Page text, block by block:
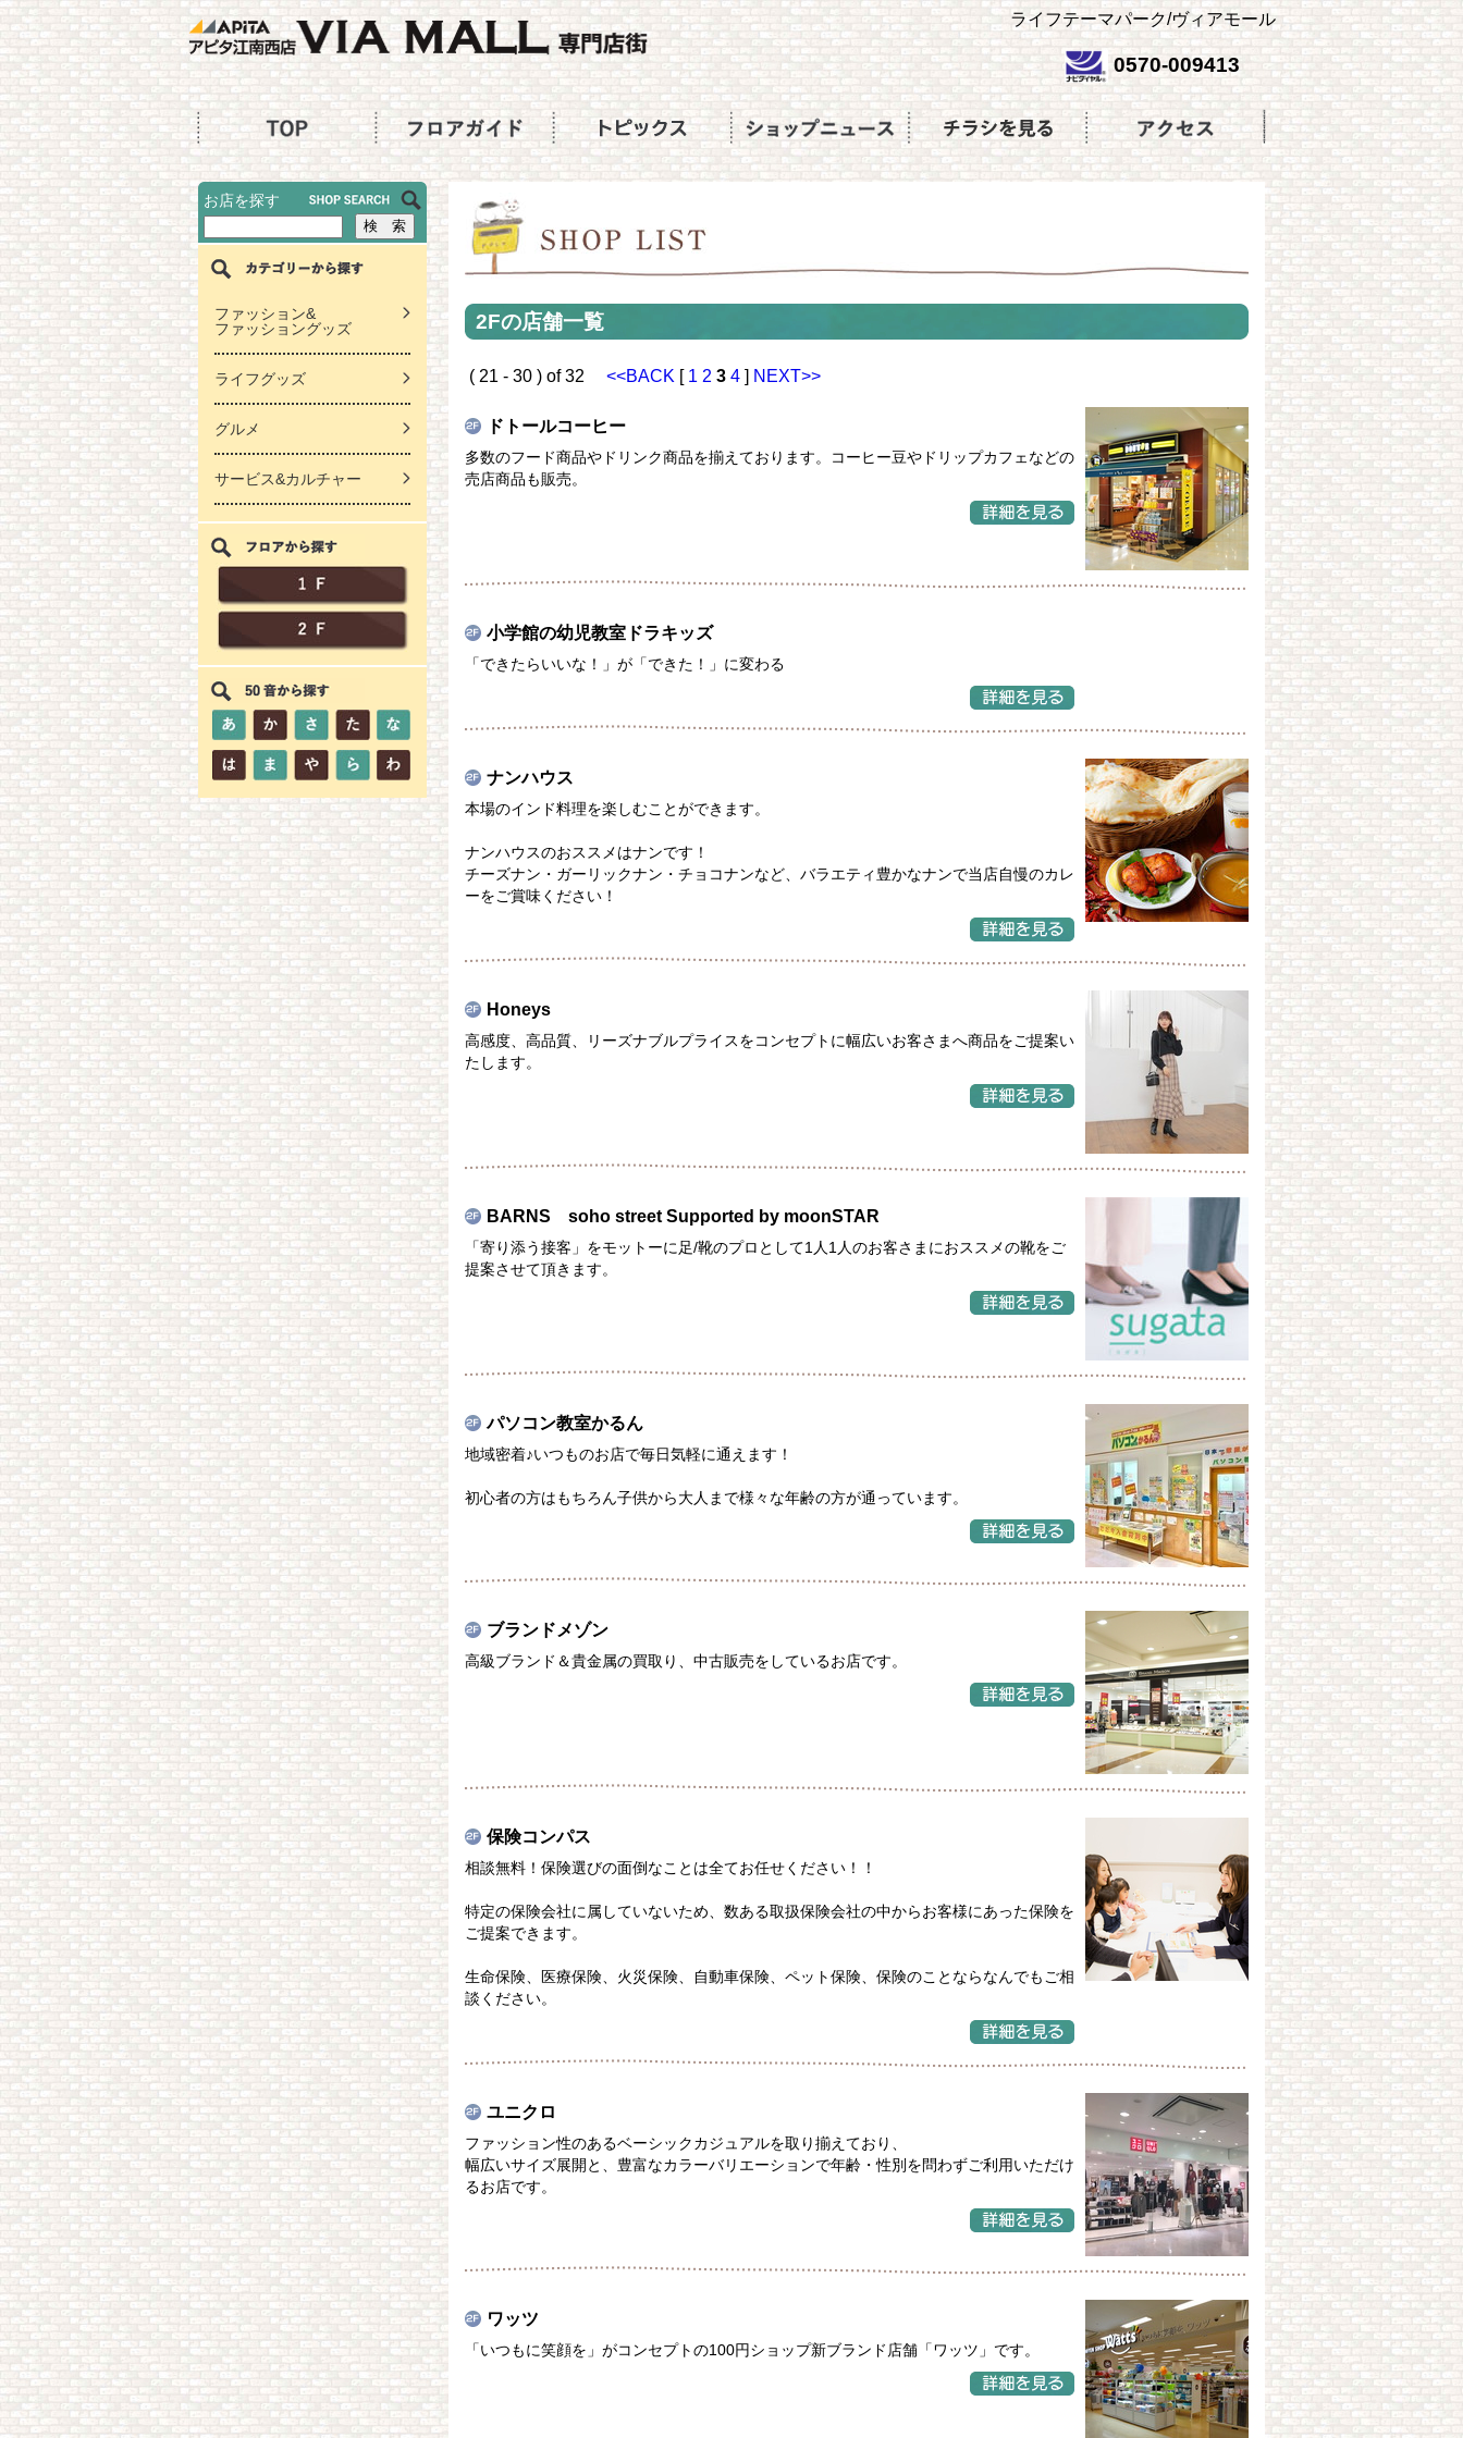
ライフテーマパーク/ヴィアモール
0570-009413
お店を探す
ファッション&
ファッショングッズ
ライフグッズ
グルメ
サービス&カルチャー
2Fの店舗一覧
( 21 - 30 ) of 32 <<BACK [ 1 2 3 4 ] NEXT>>
ドトールコーヒー
多数のフード商品やドリンク商品を揃えております。コーヒー豆やドリップカフェなどの
売店商品も販売。
小学館の幼児教室ドラキッズ
「できたらいいな！」が「できた！」に変わる
ナンハウス
本場のインド料理を楽しむことができます。
ナンハウスのおススメはナンです！
チーズナン・ガーリックナン・チョコナンなど、バラエティ豊かなナンで当店自慢のカレ
ーをご賞味ください！
Honeys
高感度、高品質、リーズナブルプライスをコンセプトに幅広いお客さまへ商品をご提案い
たします。
BARNS soho street Supported by moonSTAR
「寄り添う接客」をモットーに足/靴のプロとして1人1人のお客さまにおススメの靴をご
提案させて頂きます。
パソコン教室かるん
地域密着♪いつものお店で毎日気軽に通えます！
初心者の方はもちろん子供から大人まで様々な年齢の方が通っています。
ブランドメゾン
高級ブランド＆貴金属の買取り、中古販売をしているお店です。
保険コンパス
相談無料！保険選びの面倒なことは全てお任せください！！
特定の保険会社に属していないため、数ある取扱保険会社の中からお客様にあった保険を
ご提案できます。
生命保険、医療保険、火災保険、自動車保険、ペット保険、保険のことならなんでもご相
談ください。
ユニクロ
ファッション性のあるベーシックカジュアルを取り揃えており、
幅広いサイズ展開と、豊富なカラーバリエーションで年齢・性別を問わずご利用いただけ
るお店です。
ワッツ
「いつもに笑顔を」がコンセプトの100円ショップ新ブランド店舗「ワッツ」です。